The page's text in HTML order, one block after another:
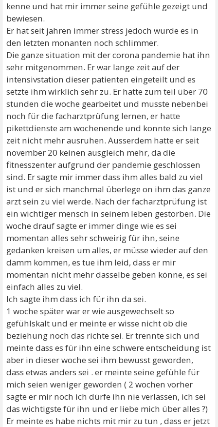
kenne und hat mir immer seine gefühle gezeigt und
bewiesen.
Er hat seit jahren immer stress jedoch wurde es in
den letzten monanten noch schlimmer.
Die ganze situation mit der corona pandemie hat ihn
sehr mitgenommen. Er war lange zeit auf der
intensivstation dieser patienten eingeteilt und es
setzte ihm wirklich sehr zu. Er hatte zum teil über 70
stunden die woche gearbeitet und musste nebenbei
noch für die facharztprüfung lernen, er hatte
pikettdienste am wochenende und konnte sich lange
zeit nicht mehr ausruhen. Ausserdem hatte er seit
november 20 keinen ausgleich mehr, da die
fitnesszenter aufgrund der pandemie geschlossen
sind. Er sagte mir immer dass ihm alles bald zu viel
ist und er sich manchmal überlege on ihm das ganze
arzt sein zu viel werde. Nach der facharztprüfung ist
ein wichtiger mensch in seinem leben gestorben. Die
woche drauf sagte er immer dinge wie es sei
momentan alles sehr schweirig für ihn, seine
gedanken kreisen um alles, er müsse wieder auf den
damm kommen, es tue ihm leid, dass er mir
momentan nicht mehr dasselbe geben könne, es sei
einfach alles zu viel.
Ich sagte ihm dass ich für ihn da sei.
1 woche später war er wie ausgewechselt so
gefühlskalt und er meinte er wisse nicht ob die
beziehung noch das richte sei. Er trennte sich und
meinte dass es für ihn eine schwere entscheidung ist
aber in dieser woche sei ihm bewusst geworden,
dass etwas anders sei . er meinte seine gefühle für
mich seien weniger geworden ( 2 wochen vorher
sagte er mir noch ich dürfe ihn nie verlassen, ich sei
das wichtigste für ihn und er liebe mich über alles ?)
Er meinte es habe nichts mit mir zu tun , dass er jetzt